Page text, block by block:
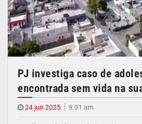
PJ investiga caso de
encontrada sem vida na
24 jun 2025 9.01 am